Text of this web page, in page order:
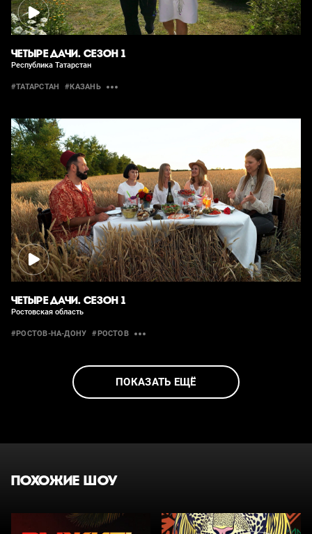
ЧЕТЫРЕ ДАЧИ. СЕЗОН 1
Республика Татарстан
#ТАТАРСТАН #КАЗАНЬ
ЧЕТЫРЕ ДАЧИ. СЕЗОН 1
Ростовская область
#РОСТОВ-НА-ДОНУ #РОСТОВ
ПОКАЗАТЬ ЕЩЁ
ПОХОЖИЕ ШОУ